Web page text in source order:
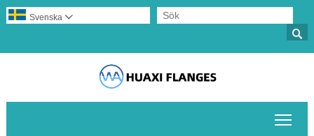

Svenska 